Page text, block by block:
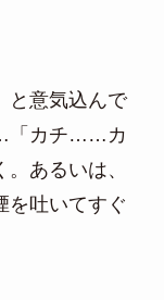
と意気込んで
「カチ……カ
あるいは、
を吐いてすぐ